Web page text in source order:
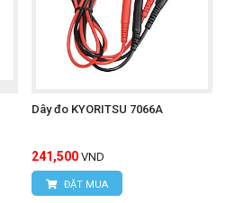
Dây đo KYORITSU 7066A
241,500 VND
ĐẶT MUA